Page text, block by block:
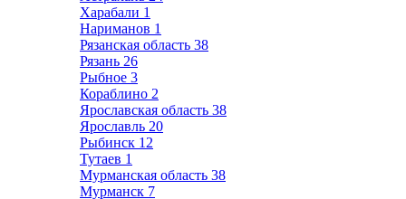
Харабали 1
Нариманов 1
Рязанская область 38
Рязань 26
Рыбное 3
Кораблино 2
Ярославская область 38
Ярославль 20
Рыбинск 12
Тутаев 1
Мурманская область 38
Мурманск 7